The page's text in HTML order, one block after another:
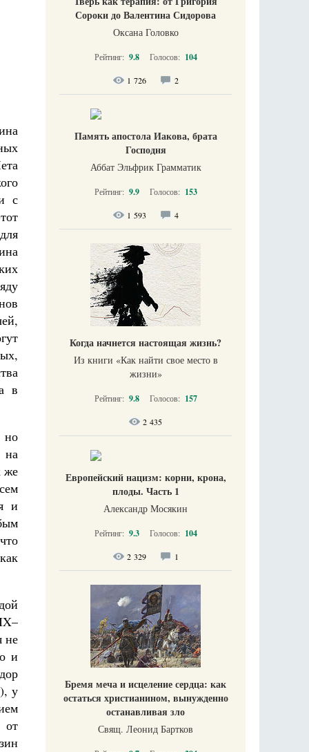
с
в
но
на
же
и
не
и
у
от
Сороки до Валентина Сидорова
Оксана Головко
Рейтинг: 9.8 Голосов: 104
1 726 2
Память апостола Иакова, брата
Господня
Аббат Эльфрик Грамматик
Рейтинг: 9.9 Голосов: 153
1 593 4
Когда начнется настоящая жизнь?
Из книги «Как найти свое место в
жизни​»
Рейтинг: 9.8 Голосов: 157
2 435
Европейский нацизм: корни, крона,
плоды. Часть 1
Александр Мосякин
Рейтинг: 9.3 Голосов: 104
2 329 1
Бремя меча и исцеление сердца: как
остаться христианином, вынужденно
останавливая зло
Свящ. Леонид Бартков